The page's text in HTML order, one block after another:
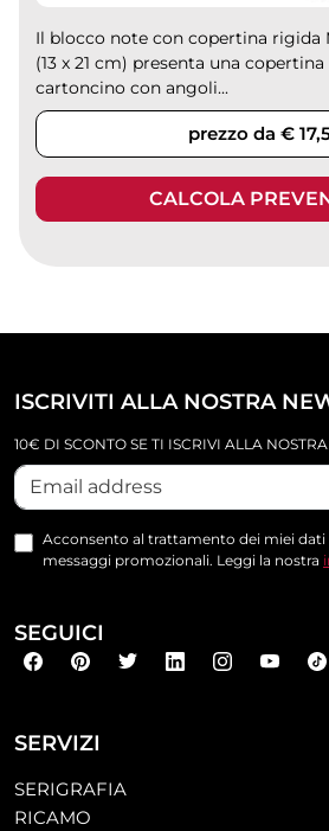
Il blocco note con copertina rigida
(13 x 21 cm) presenta una
cartoncino con angoli...
prezzo da €
CALCOLA
SERVIZI
SERIGRAFIA
RICAMO
ISCRIVITI ALLA NOSTRA
10€ DI SCONTO SE TI ISCRIVI ALLA
Acconsento al trattamento dei miei dati
messaggi promozionali. Leggi la nostra
SEGUICI